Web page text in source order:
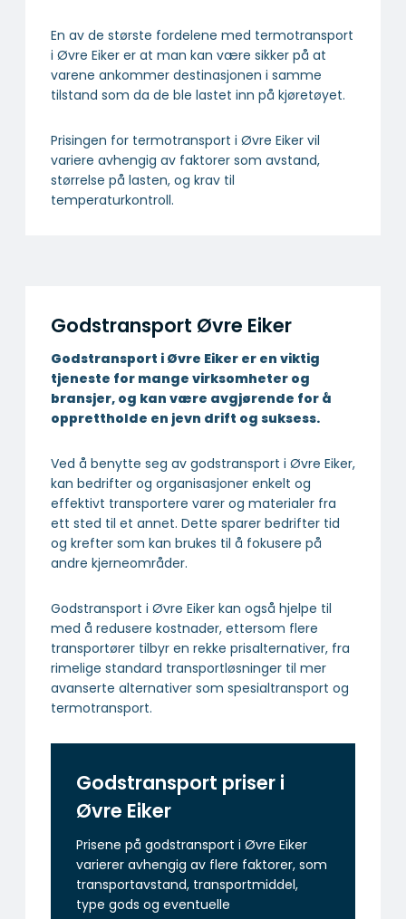
En av de største fordelene med termotransport
i Øvre Eiker er at man kan være sikker på at
varene ankommer destinasjonen i samme
tilstand som da de ble lastet inn på kjøretøyet.
Prisingen for termotransport i Øvre Eiker vil
variere avhengig av faktorer som avstand,
størrelse på lasten, og krav til
temperaturkontroll.
Godstransport Øvre Eiker
Godstransport i Øvre Eiker er en viktig
tjeneste for mange virksomheter og
bransjer, og kan være avgjørende for å
opprettholde en jevn drift og suksess.
Ved å benytte seg av godstransport i Øvre Eiker,
kan bedrifter og organisasjoner enkelt og
effektivt transportere varer og materialer fra
ett sted til et annet. Dette sparer bedrifter tid
og krefter som kan brukes til å fokusere på
andre kjerneområder.
Godstransport i Øvre Eiker kan også hjelpe til
med å redusere kostnader, ettersom flere
transportører tilbyr en rekke prisalternativer, fra
rimelige standard transportløsninger til mer
avanserte alternativer som spesialtransport og
termotransport.
Godstransport priser i
Øvre Eiker
Prisene på godstransport i Øvre Eiker
varierer avhengig av flere faktorer, som
transportavstand, transportmiddel,
type gods og eventuelle